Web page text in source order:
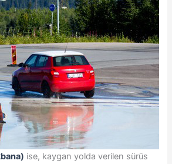
ise, kaygan yolda verilen sürüs